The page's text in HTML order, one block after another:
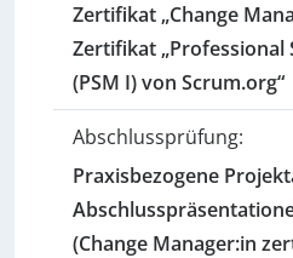
Zertifikat „Change
Zertifikat „Professional
(PSM I) von Scrum.org“
Abschlussprüfung:
Praxisbezogene
(Change Manager:in